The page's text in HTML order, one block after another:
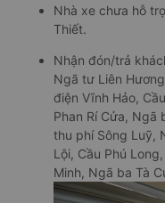
Nhà xe chưa hỗ
Thiết.
Nhận đón/trả
Ngã tư Liên
điện Vĩnh Hảo,
Phan Rí Cửa, Ngã
thu phí Sông Luỹ,
Lội, Cầu Phú
Minh, Ngã ba Tà